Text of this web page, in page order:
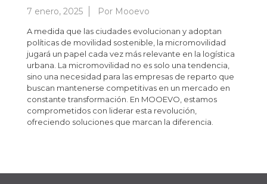
7 enero, 2025 Por Mooevo
A medida que las ciudades evolucionan y adoptan
políticas de movilidad sostenible, la micromovilidad
jugará un papel cada vez más relevante en la logística
urbana. La micromovilidad no es solo una tendencia,
sino una necesidad para las empresas de reparto que
buscan mantenerse competitivas en un mercado en
constante transformación. En MOOEVO, estamos
comprometidos con liderar esta revolución,
ofreciendo soluciones que marcan la diferencia.